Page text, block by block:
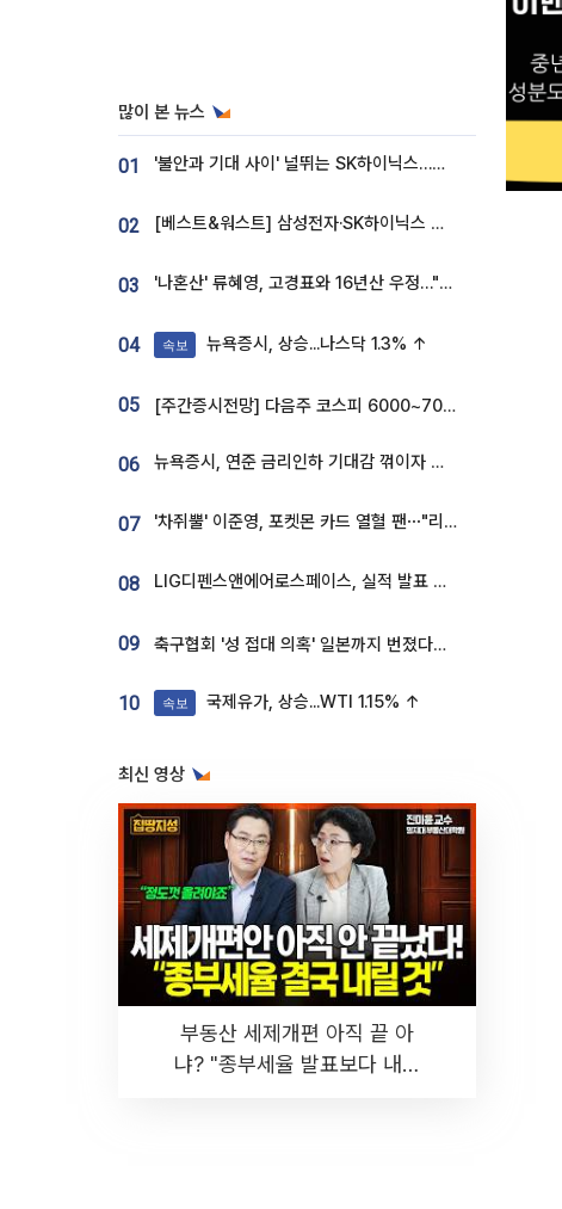
많이 본 뉴스
01 '불안과 기대 사이' 널뛰는 SK하이닉스…증권가 "HBM4·LTA 기반 펀터멘털 견고"
02 [베스트&워스트] 삼성전자·SK하이닉스 밀린 한 주…상상인증권은 85% 급등
03 '나혼산' 류혜영, 고경표와 16년산 우정…"자취방서 부모님과 마주쳐"
04 속보 뉴욕증시, 상승...나스닥 1.3% ↑
05 [주간증시전망] 다음주 코스피 6000~7000⋯“外人 수급은 정책이 변수”
06 뉴욕증시, 연준 금리인하 기대감 꺾이자 상승...S&P500 사상 최고치 [종합]
07 '차쥐뿔' 이준영, 포켓몬 카드 열혈 팬⋯"리셀러 처단할 것"
08 LIG디펜스앤에어로스페이스, 실적 발표 후 급락→반등⋯증권가 “28년까지 튼튼”
09 축구협회 '성 접대 의혹' 일본까지 번졌다…日 심판 실명 공개
10 속보 국제유가, 상승...WTI 1.15% ↑
최신 영상
부동산 세제개편 아직 끝 아
냐? "종부세율 발표보다 내릴